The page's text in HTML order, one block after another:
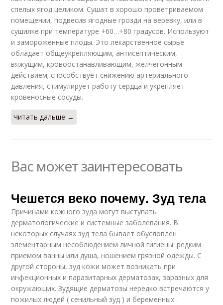
спелых ягод целиком. Сушат в хорошо проветриваемом
помещении, подвесив ягодные грозди на веревку, или в
сушилке при температуре +60…+80 градусов. Используют
и замороженные плоды. Это лекарственное сырье
обладает общеукрепляющим, антисептическим,
вяжущим, кровоостанавливающим, желчегонным
действием; способствует снижению артериального
давления, стимулирует работу сердца и укрепляет
кровеносные сосуды.
Читать дальше →
Вас может заинтересовать
Чешется веко почему. Зуд тела
Причинами кожного зуда могут выступать
дерматологические и системные заболевания. В
некоторых случаях зуд тела бывает обусловлен
элементарным несоблюдением личной гигиены: редким
приемом ванны или душа, ношением грязной одежды. С
другой стороны, зуд кожи может возникать при
инфекционных и паразитарных дерматозах, заразных для
окружающих. Зудящие дерматозы нередко встречаются у
пожилых людей ( сенильный зуд ) и беременных .